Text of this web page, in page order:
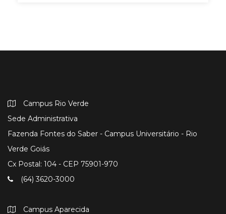
Campus Rio Verde
Sede Administrativa
Fazenda Fontes do Saber - Campus Universitário - Rio
Verde Goiás
Cx Postal: 104 - CEP 75901-970
(64) 3620-3000
Campus Aparecida